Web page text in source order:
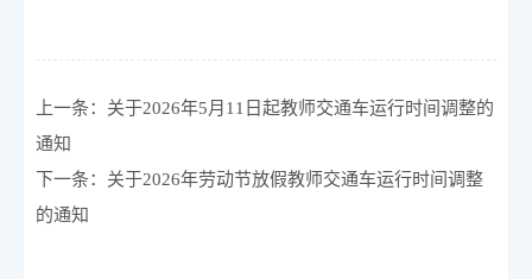
上一条： 关于2026年5月11日起教师交通车运行时间调整的
通知
下一条： 关于2026年劳动节放假教师交通车运行时间调整
的通知